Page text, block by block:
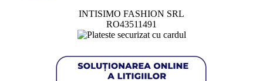
INTISIMO FASHION SRL
RO43511491